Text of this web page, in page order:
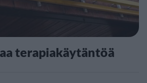
terapiakäytäntöä